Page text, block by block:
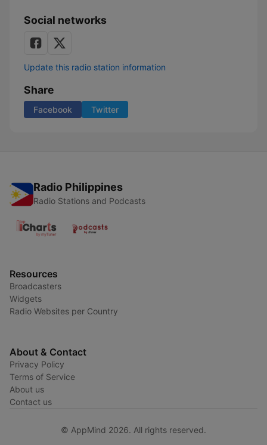
Social networks
Update this radio station information
Share
Facebook Twitter
Radio Philippines
Radio Stations and Podcasts
Resources
Broadcasters
Widgets
Radio Websites per Country
About & Contact
Privacy Policy
Terms of Service
About us
Contact us
© AppMind 2026. All rights reserved.